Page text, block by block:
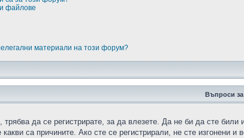
файлове
материали на този форум?
Въпроси за
трябва да се регистрирате, за да влезете. Да не би да сте
какви са причините. Ако сте се регистрирали, не сте